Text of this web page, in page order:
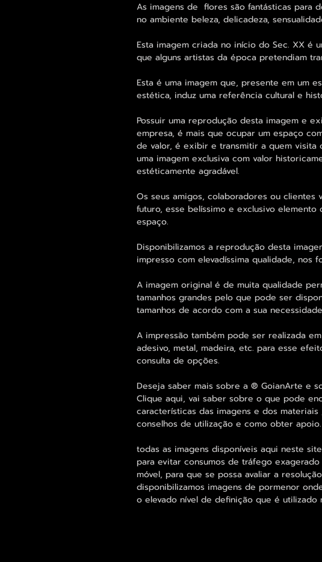
As imagens de flores são fantásticas para
no ambiente beleza, delicadeza,
Esta imagem criada no início do Sec. XX é
que alguns artistas da época pretendiam
Esta é uma imagem que, presente em um
estética, induz uma referência cultural e
Possuir uma reprodução desta imagem e
empresa, é mais que ocupar um espaço
de valor, é exibir e transmitir a quem visita
uma imagem exclusiva com valor
estéticamente agradável.
Os seus amigos, colaboradores ou clientes
futuro, esse belíssimo e exclusivo elemento
espaço.
Disponibilizamos a reprodução desta
impresso com elevadíssima qualidade, nos
A imagem original é de muita qualidade
tamanhos grandes pelo que pode ser
tamanhos de acordo com a sua
A impressão também pode ser realizada
adesivo, metal, madeira, etc. para esse
consulta de opções.
Deseja saber mais sobre a ® GoianArte e
Clique aqui, vai saber sobre o que pode
características das imagens e dos
conselhos de utilização e como obter apoio.
todas as imagens disponíveis aqui neste
para evitar consumos de tráfego
móvel, para que se possa avaliar a
disponibilizamos imagens de pormenor
o elevado nível de definição que é utilizado